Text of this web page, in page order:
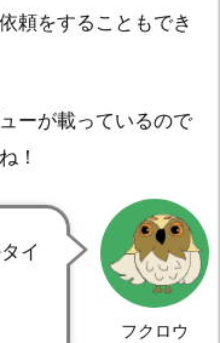
頼をすることもでき
ーが載っているので
！
フクロウ
イ